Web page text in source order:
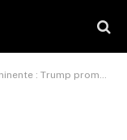
promet de quitter l’Iran “assez vite”